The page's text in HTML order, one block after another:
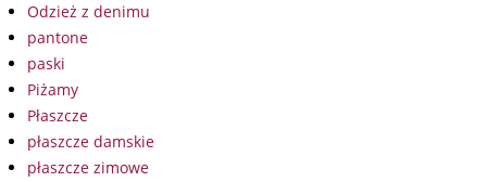
Odzież z denimu
pantone
paski
Piżamy
Płaszcze
płaszcze damskie
płaszcze zimowe